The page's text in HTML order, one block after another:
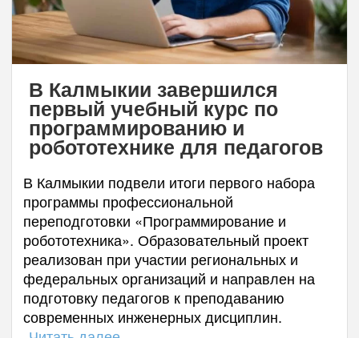
В Калмыкии завершился
первый учебный курс по
программированию и
робототехнике для педагогов
В Калмыкии подвели итоги первого набора
программы профессиональной
переподготовки «Программирование и
робототехника». Образовательный проект
реализован при участии региональных и
федеральных организаций и направлен на
подготовку педагогов к преподаванию
современных инженерных дисциплин.